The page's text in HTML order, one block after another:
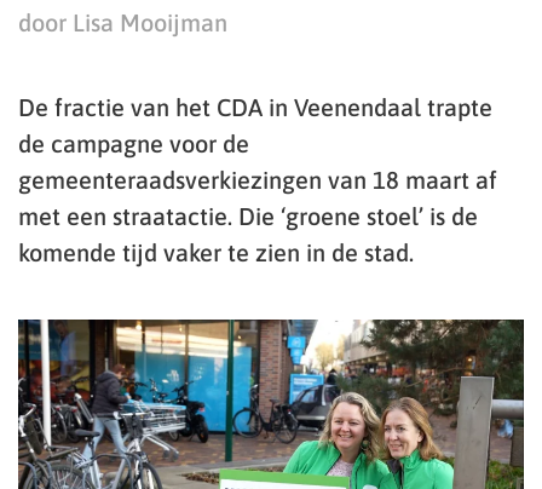
door Lisa Mooijman
De fractie van het CDA in Veenendaal trapte
de campagne voor de
gemeenteraadsverkiezingen van 18 maart af
met een straatactie. Die ‘groene stoel’ is de
komende tijd vaker te zien in de stad.